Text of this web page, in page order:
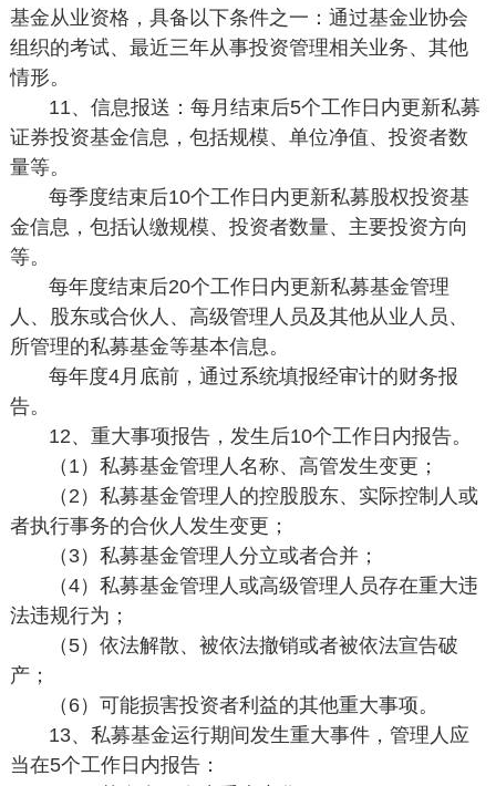
基金从业资格，具备以下条件之一：通过基金业协会
组织的考试、最近三年从事投资管理相关业务、其他
情形。
11、信息报送：每月结束后5个工作日内更新私募
证券投资基金信息，包括规模、单位净值、投资者数
量等。
每季度结束后10个工作日内更新私募股权投资基
金信息，包括认缴规模、投资者数量、主要投资方向
等。
每年度结束后20个工作日内更新私募基金管理
人、股东或合伙人、高级管理人员及其他从业人员、
所管理的私募基金等基本信息。
每年度4月底前，通过系统填报经审计的财务报
告。
12、重大事项报告，发生后10个工作日内报告。
（1）私募基金管理人名称、高管发生变更；
（2）私募基金管理人的控股股东、实际控制人或
者执行事务的合伙人发生变更；
（3）私募基金管理人分立或者合并；
（4）私募基金管理人或高级管理人员存在重大违
法违规行为；
（5）依法解散、被依法撤销或者被依法宣告破
产；
（6）可能损害投资者利益的其他重大事项。
13、私募基金运行期间发生重大事件，管理人应
当在5个工作日内报告：